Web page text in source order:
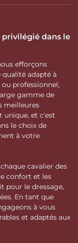
privilégié dans le
efforçons
adapté à
professionnel,
gamme de
meilleures
unique, et c'est
le choix de
à votre
cavalier des
confort et les
pour le dressage,
En tant que
à vous
et adaptés aux